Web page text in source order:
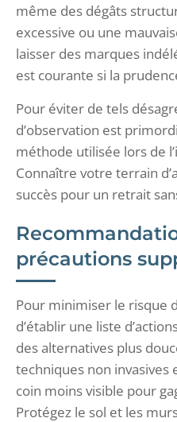
même des dégâts
excessive ou une
laisser des marques
est courante si la
Pour éviter de tels
d’observation est
méthode utilisée lors de
Connaître votre terrain
succès pour un retrait
précautions
Pour minimiser le risque
d’établir une liste
des alternatives plus
techniques non invasives
coin moins visible pour
Protégez le sol et les